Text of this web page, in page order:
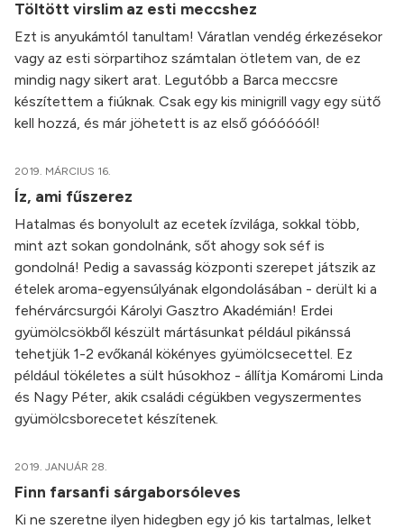
Töltött virslim az esti meccshez
Ezt is anyukámtól tanultam! Váratlan vendég érkezésekor
vagy az esti sörpartihoz számtalan ötletem van, de ez
mindig nagy sikert arat. Legutóbb a Barca meccsre
készítettem a fiúknak. Csak egy kis minigrill vagy egy sütő
kell hozzá, és már jöhetett is az első góóóóóól!
2019. MÁRCIUS 16.
Íz, ami fűszerez
Hatalmas és bonyolult az ecetek ízvilága, sokkal több,
mint azt sokan gondolnánk, sőt ahogy sok séf is
gondolná! Pedig a savasság központi szerepet játszik az
ételek aroma-egyensúlyának elgondolásában - derült ki a
fehérvárcsurgói Károlyi Gasztro Akadémián! Erdei
gyümölcsökből készült mártásunkat például pikánssá
tehetjük 1-2 evőkanál kökényes gyümölcsecettel. Ez
például tökéletes a sült húsokhoz - állítja Komáromi Linda
és Nagy Péter, akik családi cégükben vegyszermentes
gyümölcsborecetet készítenek.
2019. JANUÁR 28.
Finn farsanfi sárgaborsóleves
Ki ne szeretne ilyen hidegben egy jó kis tartalmas, lelket